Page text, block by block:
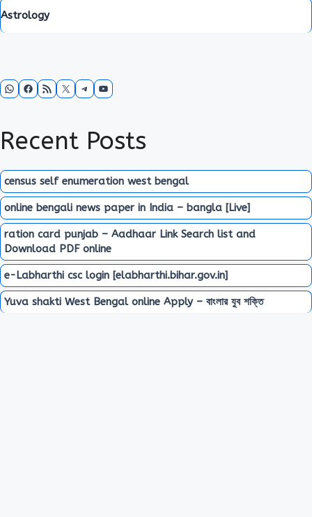
Astrology
WhatsApp
Facebook
RSS FeedX Telegram
YouTube
Recent Posts
census self enumeration west bengal
online bengali news paper in India – bangla [Live]
ration card punjab – Aadhaar Link Search list and
Download PDF online
e-Labharthi csc login [elabharthi.bihar.gov.in]
Yuva shakti West Bengal online Apply – বাংলার যুব শক্তি